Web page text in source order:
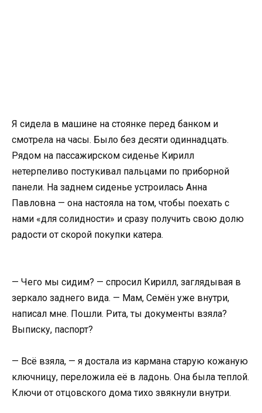
Я сидела в машине на стоянке перед банком и
смотрела на часы. Было без десяти одиннадцать.
Рядом на пассажирском сиденье Кирилл
нетерпеливо постукивал пальцами по приборной
панели. На заднем сиденье устроилась Анна
Павловна — она настояла на том, чтобы поехать с
нами «для солидности» и сразу получить свою долю
радости от скорой покупки катера.
— Чего мы сидим? — спросил Кирилл, заглядывая в
зеркало заднего вида. — Мам, Семён уже внутри,
написал мне. Пошли. Рита, ты документы взяла?
Выписку, паспорт?
— Всё взяла, — я достала из кармана старую кожаную
ключницу, переложила её в ладонь. Она была теплой.
Ключи от отцовского дома тихо звякнули внутри.